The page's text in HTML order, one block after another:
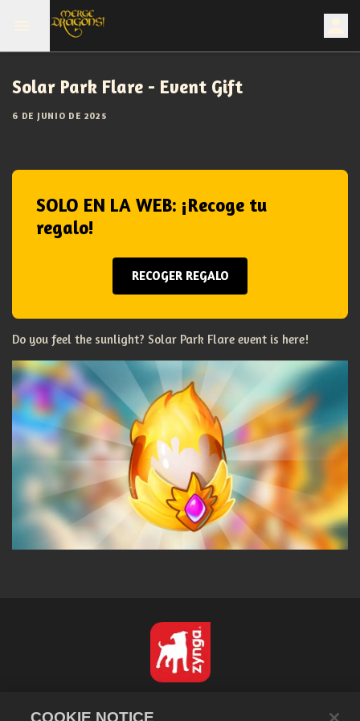
Solar Park Flare - Event Gift
6 DE JUNIO DE 2025
SOLO EN LA WEB: ¡Recoge tu
regalo!
RECOGER REGALO
Do you feel the sunlight? Solar Park Flare event is here!
COOKIE NOTICE